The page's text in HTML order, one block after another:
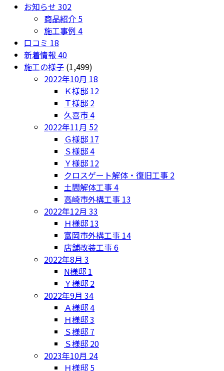
お知らせ 302
商品紹介 5
施工事例 4
口コミ 18
新着情報 40
施工の様子 (1,499)
2022年10月 18
Ｋ様邸 12
Ｔ様邸 2
久喜市4
2022年11月 52
Ｇ様邸 17
Ｓ様邸4
Ｙ様邸 12
クロスゲート解体・復旧工事 2
土間解体工事4
高崎市外構工事 13
2022年12月 33
Ｈ様邸 13
富岡市外構工事 14
店舗改装工事6
2022年8月 3
N様邸 1
Ｙ様邸 2
2022年9月 34
Ａ様邸4
Ｈ様邸3
Ｓ様邸 7
Ｓ様邸 20
2023年10月 24
Ｈ様邸 5